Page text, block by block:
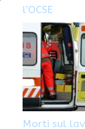
l’OCSE
Morti sul